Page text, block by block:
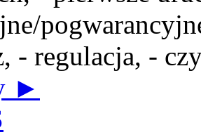
- regulacja, -
►